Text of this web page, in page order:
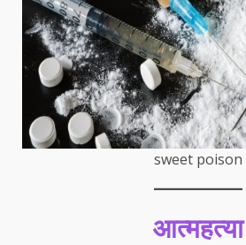
sweet poison
आत्महत्या